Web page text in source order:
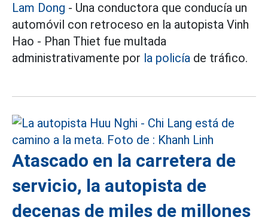
Lam Dong - Una conductora que conducía un
automóvil con retroceso en la autopista Vinh
Hao - Phan Thiet fue multada
administrativamente por la policía de tráfico.
Atascado en la carretera de
servicio, la autopista de
decenas de miles de millones